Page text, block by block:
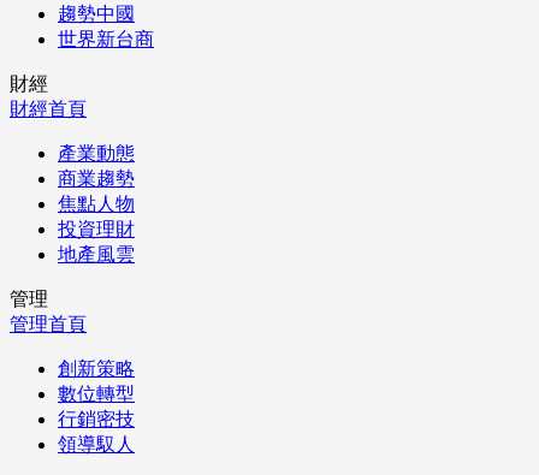
趨勢中國
世界新台商
財經
財經首頁
產業動態
商業趨勢
焦點人物
投資理財
地產風雲
管理
管理首頁
創新策略
數位轉型
行銷密技
領導馭人